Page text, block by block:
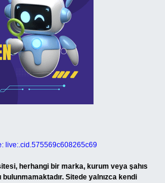
live:.cid.575569c608265c69
herhangi bir marka, kurum veya şahıs
Sitede yalnızca kendi